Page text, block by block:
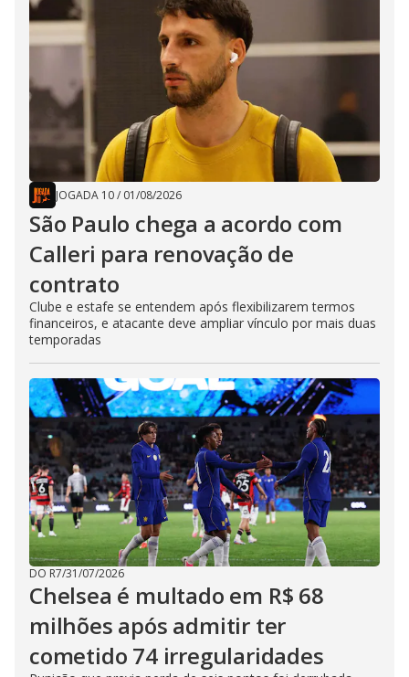
JOGADA 10/ 01/08/2026
São Paulo chega a acordo com
Calleri para renovação de
contrato
Clube e estafe se entendem após flexibilizarem termos
financeiros, e atacante deve ampliar vínculo por mais duas
temporadas
DO R7/31/07/2026
Chelsea é multado em R$ 68
milhões após admitir ter
cometido 74 irregularidades